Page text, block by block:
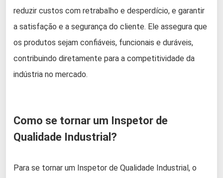
reduzir custos com retrabalho e desperdício, e garantir
a satisfação e a segurança do cliente. Ele assegura que
os produtos sejam confiáveis, funcionais e duráveis,
contribuindo diretamente para a competitividade da
indústria no mercado.
Como se tornar um Inspetor de
Qualidade Industrial?
Para se tornar um Inspetor de Qualidade Industrial, o